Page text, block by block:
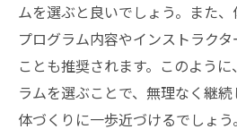
ムを選ぶと良いでしょう。また、
プログラム内容やインストラク
ことも推奨されます。このよう
ラムを選ぶことで、無理なく継
体づくりに一歩近づけるでしょう。